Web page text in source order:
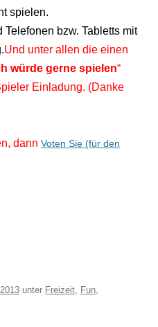
spielen.
Telefonen bzw. Tabletts mit
Und unter allen die einen
würde gerne spielen“
Einladung. (Danke
dann Voten Sie (für den
unter Freizeit, Fun,